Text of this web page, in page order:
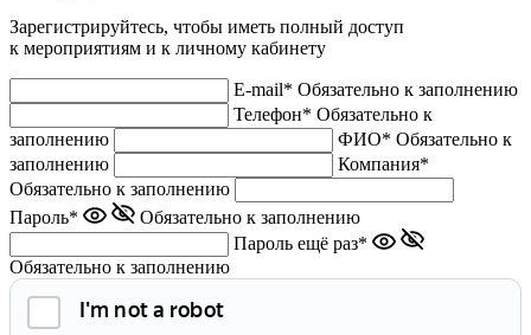
Зарегистрируйтесь, чтобы иметь полный доступ
к мероприятиям и к личному кабинету
E-mail* Обязательно к заполнению
Телефон* Обязательно к
заполнению
ФИО* Обязательно к
заполнению
Компания*
Обязательно к заполнению
Пароль*
Обязательно к заполнению
Пароль ещё раз*
Обязательно к заполнению